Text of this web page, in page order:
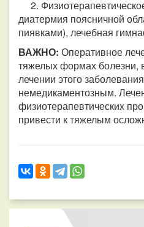
2.
диатермия поясничной
пиявками), лечебная
ВАЖНО: Оперативное
тяжелых формах болезни,
лечении этого
немедикаментозным.
физиотерапевтических
привести к тяжелым